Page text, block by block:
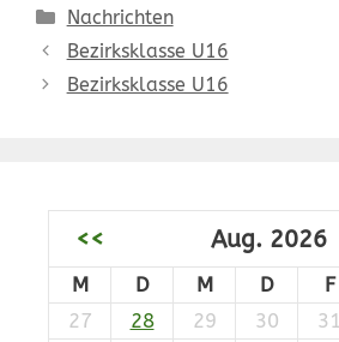
Kategorien
Nachrichten
Bezirksklasse U16
Bezirksklasse U16
<< Aug. 2026
M D M D F
27
28 29 30 31